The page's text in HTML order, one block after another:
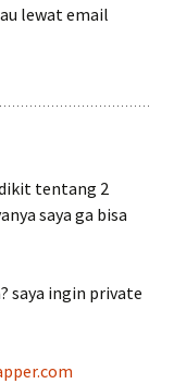
lewat email
tentang 2
saya ga bisa
saya ingin private